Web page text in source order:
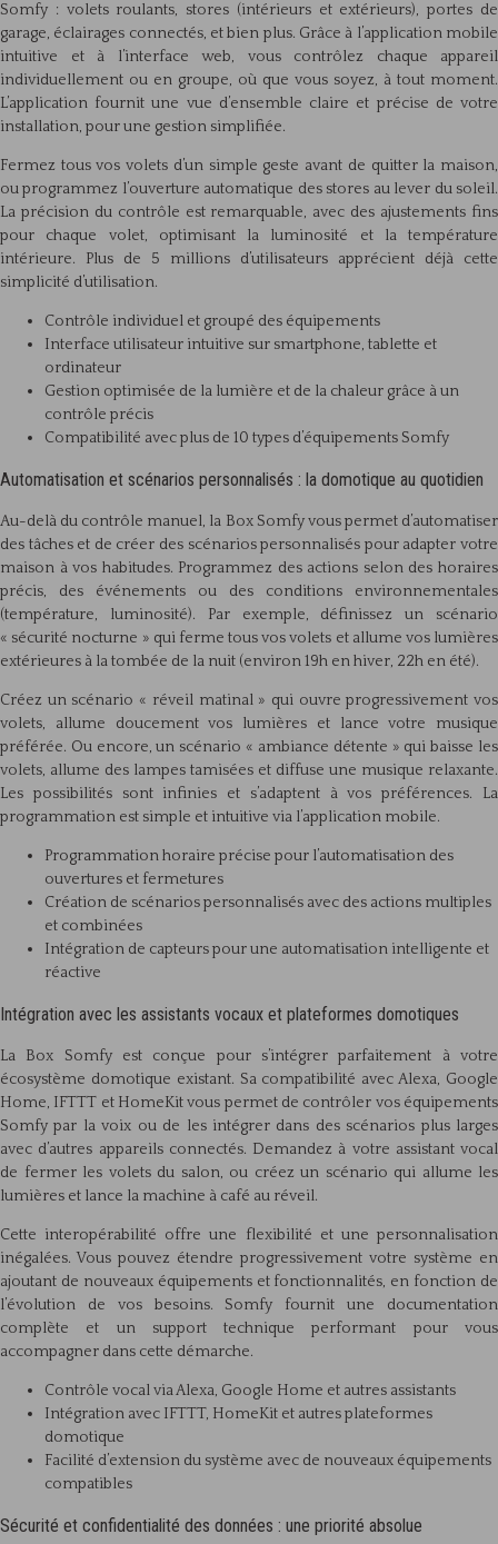
Somfy : volets roulants, stores (intérieurs et extérieurs), portes de
garage, éclairages connectés, et bien plus. Grâce à l’application mobile
intuitive et à l’interface web, vous contrôlez chaque appareil
individuellement ou en groupe, où que vous soyez, à tout moment.
L’application fournit une vue d’ensemble claire et précise de votre
installation, pour une gestion simplifiée.
Fermez tous vos volets d’un simple geste avant de quitter la maison,
ou programmez l’ouverture automatique des stores au lever du soleil.
La précision du contrôle est remarquable, avec des ajustements fins
pour chaque volet, optimisant la luminosité et la température
intérieure. Plus de 5 millions d’utilisateurs apprécient déjà cette
simplicité d’utilisation.
Contrôle individuel et groupé des équipements
Interface utilisateur intuitive sur smartphone, tablette et
ordinateur
Gestion optimisée de la lumière et de la chaleur grâce à un
contrôle précis
Compatibilité avec plus de 10 types d’équipements Somfy
Automatisation et scénarios personnalisés : la domotique au quotidien
Au-delà du contrôle manuel, la Box Somfy vous permet d’automatiser
des tâches et de créer des scénarios personnalisés pour adapter votre
maison à vos habitudes. Programmez des actions selon des horaires
précis, des événements ou des conditions environnementales
(température, luminosité). Par exemple, définissez un scénario
« sécurité nocturne » qui ferme tous vos volets et allume vos lumières
extérieures à la tombée de la nuit (environ 19h en hiver, 22h en été).
Créez un scénario « réveil matinal » qui ouvre progressivement vos
volets, allume doucement vos lumières et lance votre musique
préférée. Ou encore, un scénario « ambiance détente » qui baisse les
volets, allume des lampes tamisées et diffuse une musique relaxante.
Les possibilités sont infinies et s’adaptent à vos préférences. La
programmation est simple et intuitive via l’application mobile.
Programmation horaire précise pour l’automatisation des
ouvertures et fermetures
Création de scénarios personnalisés avec des actions multiples
et combinées
Intégration de capteurs pour une automatisation intelligente et
réactive
Intégration avec les assistants vocaux et plateformes domotiques
La Box Somfy est conçue pour s’intégrer parfaitement à votre
écosystème domotique existant. Sa compatibilité avec Alexa, Google
Home, IFTTT et HomeKit vous permet de contrôler vos équipements
Somfy par la voix ou de les intégrer dans des scénarios plus larges
avec d’autres appareils connectés. Demandez à votre assistant vocal
de fermer les volets du salon, ou créez un scénario qui allume les
lumières et lance la machine à café au réveil.
Cette interopérabilité offre une flexibilité et une personnalisation
inégalées. Vous pouvez étendre progressivement votre système en
ajoutant de nouveaux équipements et fonctionnalités, en fonction de
l’évolution de vos besoins. Somfy fournit une documentation
complète et un support technique performant pour vous
accompagner dans cette démarche.
Contrôle vocal via Alexa, Google Home et autres assistants
Intégration avec IFTTT, HomeKit et autres plateformes
domotique
Facilité d’extension du système avec de nouveaux équipements
compatibles
Sécurité et confidentialité des données : une priorité absolue